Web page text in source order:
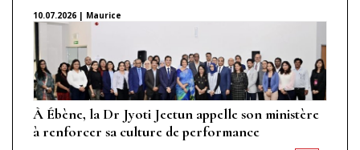
10.07.2026 | Maurice
À Ébène, la Dr Jyoti Jeetun appelle son ministère
à renforcer sa culture de performance